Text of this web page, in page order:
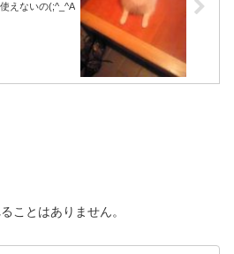
えないの(;^_^A
ことはありません。